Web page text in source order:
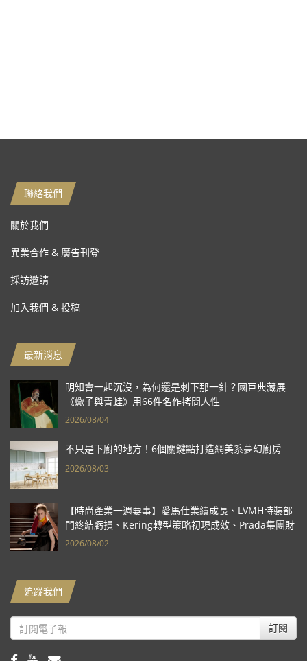
聯絡我們
關於我們
異業合作 & 廣告刊登
採訪邀請
加入我們 & 投稿
最新消息
明知會一起沉沒，為何還是刺下那一針？國巨典藏展
《蠍子與青蛙》用66件名作拷問人性
2026/08/04
不只是下廚的地方！6個關鍵點打造網美系夢幻廚房
2026/08/03
【時尚產業一週要事】愛馬仕業績成長、LVMH時裝部
門終結虧損、Kering轉型策略初現成效、Prada集團財
報亮眼
2026/08/02
追蹤我們
訂閱